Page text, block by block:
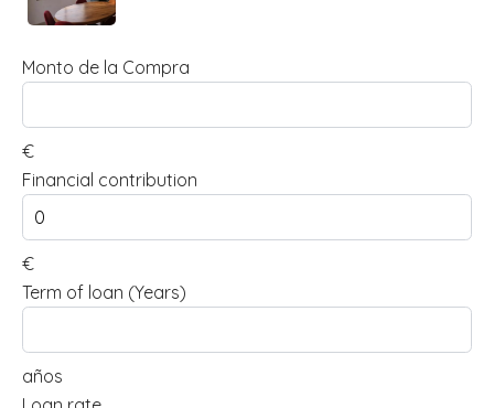
Monto de la Compra
€
Financial contribution
€
Term of loan (Years)
años